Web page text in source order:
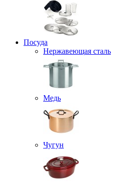
Посуда
Нержавеющая сталь
Медь
Чугун